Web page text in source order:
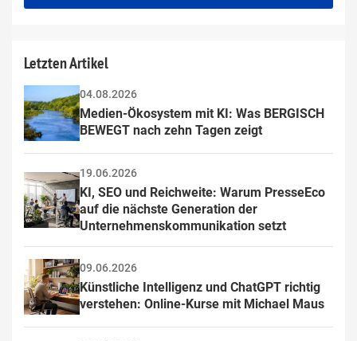
Letzten Artikel
04.08.2026
Medien-Ökosystem mit KI: Was BERGISCH
BEWEGT nach zehn Tagen zeigt
19.06.2026
KI, SEO und Reichweite: Warum PresseEco
auf die nächste Generation der
Unternehmenskommunikation setzt
09.06.2026
Künstliche Intelligenz und ChatGPT richtig
verstehen: Online-Kurse mit Michael Maus